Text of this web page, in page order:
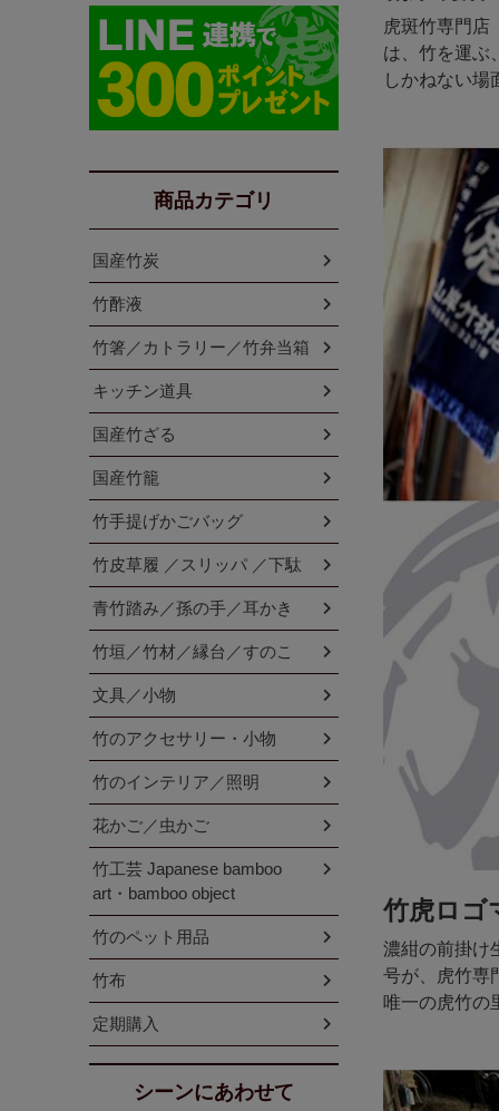
虎斑竹専門店
は、竹を運ぶ
しかねない場
竹虎ロゴ
濃紺の前掛け
号が、虎竹専
唯一の虎竹の
商品カテゴリ
国産竹炭
竹酢液
竹箸／カトラリー／竹弁当箱
キッチン道具
国産竹ざる
国産竹籠
竹手提げかごバッグ
竹皮草履 ／スリッパ ／下駄
青竹踏み／孫の手／耳かき
竹垣／竹材／縁台／すのこ
文具／小物
竹のアクセサリー・小物
竹のインテリア／照明
花かご／虫かご
竹工芸 Japanese bamboo
art・bamboo object
竹のペット用品
竹布
定期購入
シーンにあわせて